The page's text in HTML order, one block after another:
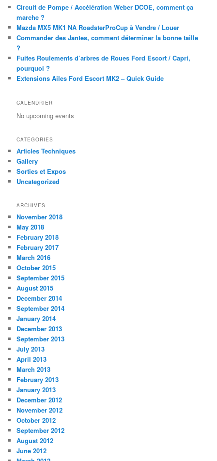
Circuit de Pompe / Accélération Weber DCOE, comment ça
marche ?
Mazda MX5 MK1 NA RoadsterProCup à Vendre / Louer
Commander des Jantes, comment déterminer la bonne taille
?
Fuites Roulements d’arbres de Roues Ford Escort / Capri,
pourquoi ?
Extensions Ailes Ford Escort MK2 – Quick Guide
CALENDRIER
No upcoming events
CATEGORIES
Articles Techniques
Gallery
Sorties et Expos
Uncategorized
ARCHIVES
November 2018
May 2018
February 2018
February 2017
March 2016
October 2015
September 2015
August 2015
December 2014
September 2014
January 2014
December 2013
September 2013
July 2013
April 2013
March 2013
February 2013
January 2013
December 2012
November 2012
October 2012
September 2012
August 2012
June 2012